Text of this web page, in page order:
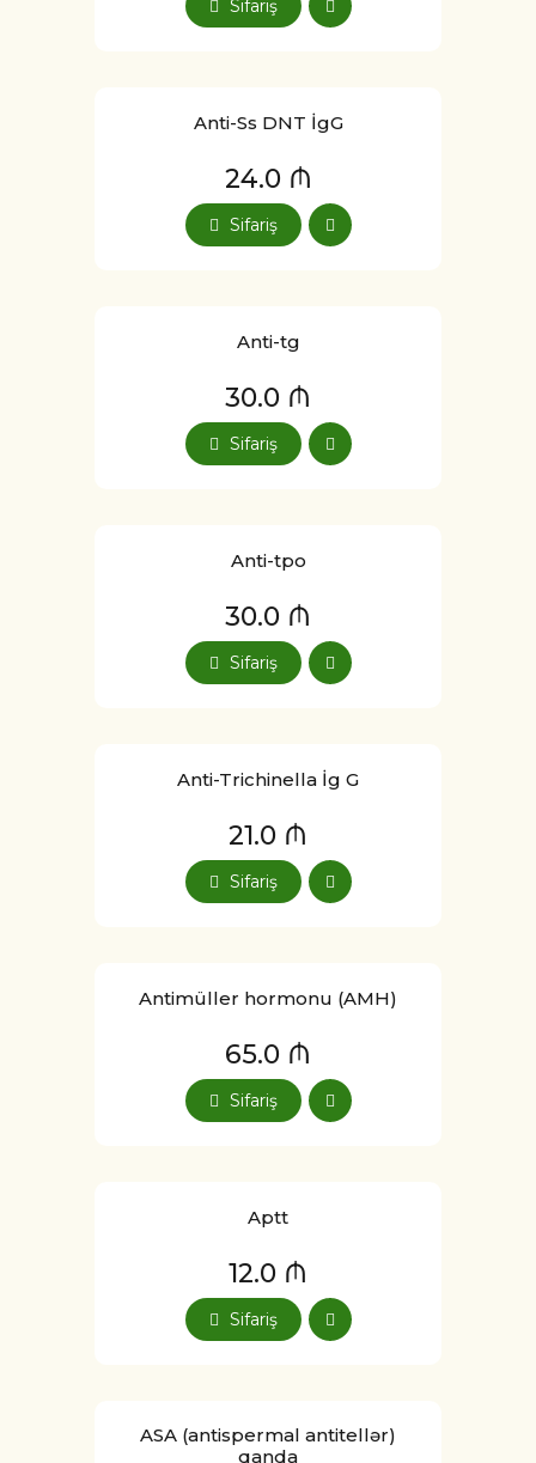
Sifariş
Anti-Ss DNT İgG
24.0 ₼
Sifariş
Anti-tg
30.0 ₼
Sifariş
Anti-tpo
30.0 ₼
Sifariş
Anti-Trichinella İg G
21.0 ₼
Sifariş
Antimüller hormonu (AMH)
65.0 ₼
Sifariş
Aptt
12.0 ₼
Sifariş
ASA (antispermal antitellər)
qanda